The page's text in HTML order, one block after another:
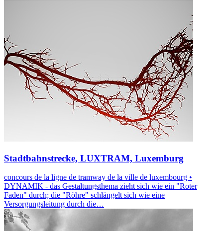
Stadtbahnstrecke, LUXTRAM, Luxemburg
concours de la ligne de tramway de la ville de luxembourg •
DYNAMIK - das Gestaltungsthema zieht sich wie ein "Roter
Faden" durch; die "Röhre" schlängelt sich wie eine
Versorgungsleitung durch die…